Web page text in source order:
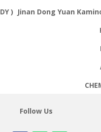
Follow Us